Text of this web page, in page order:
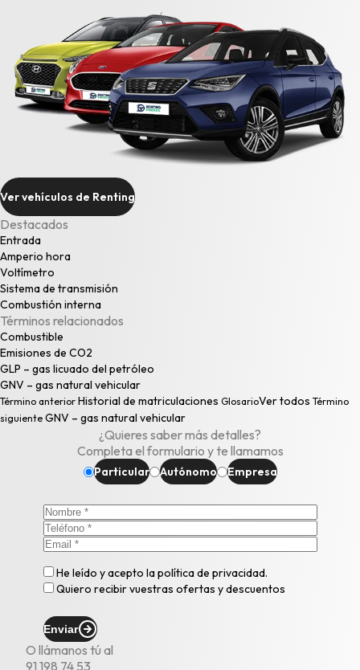
Ver vehículos de Renting
Destacados
Entrada
Amperio hora
Voltímetro
Sistema de transmisión
Combustión interna
Términos relacionados
Combustible
Emisiones de CO2
GLP – gas licuado del petróleo
GNV – gas natural vehicular
Término anterior Historial de matriculaciones GlosarioVer todos Término
siguiente GNV – gas natural vehicular
¿Quieres saber más detalles?
Completa el formulario y te llamamos
Particular Autónomo Empresa
He leído y acepto lapolítica de privacidad.
Quiero recibir vuestras ofertas y descuentos
Enviar
O llámanos tú al
91 198 74 53